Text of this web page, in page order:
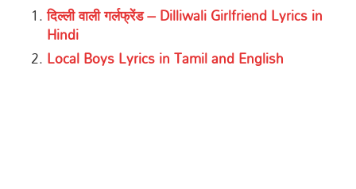
दिल्ली वाली गर्लफ्रेंड – Dilliwali Girlfriend Lyrics in
Hindi
Local Boys Lyrics in Tamil and English